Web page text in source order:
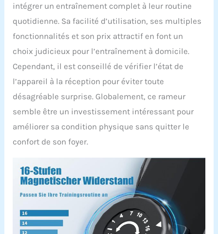
intégrer un entraînement complet à leur routine
quotidienne. Sa facilité d’utilisation, ses multiples
fonctionnalités et son prix attractif en font un
choix judicieux pour l’entraînement à domicile.
Cependant, il est conseillé de vérifier l’état de
l’appareil à la réception pour éviter toute
désagréable surprise. Globalement, ce rameur
semble être un investissement intéressant pour
améliorer sa condition physique sans quitter le
confort de son foyer.